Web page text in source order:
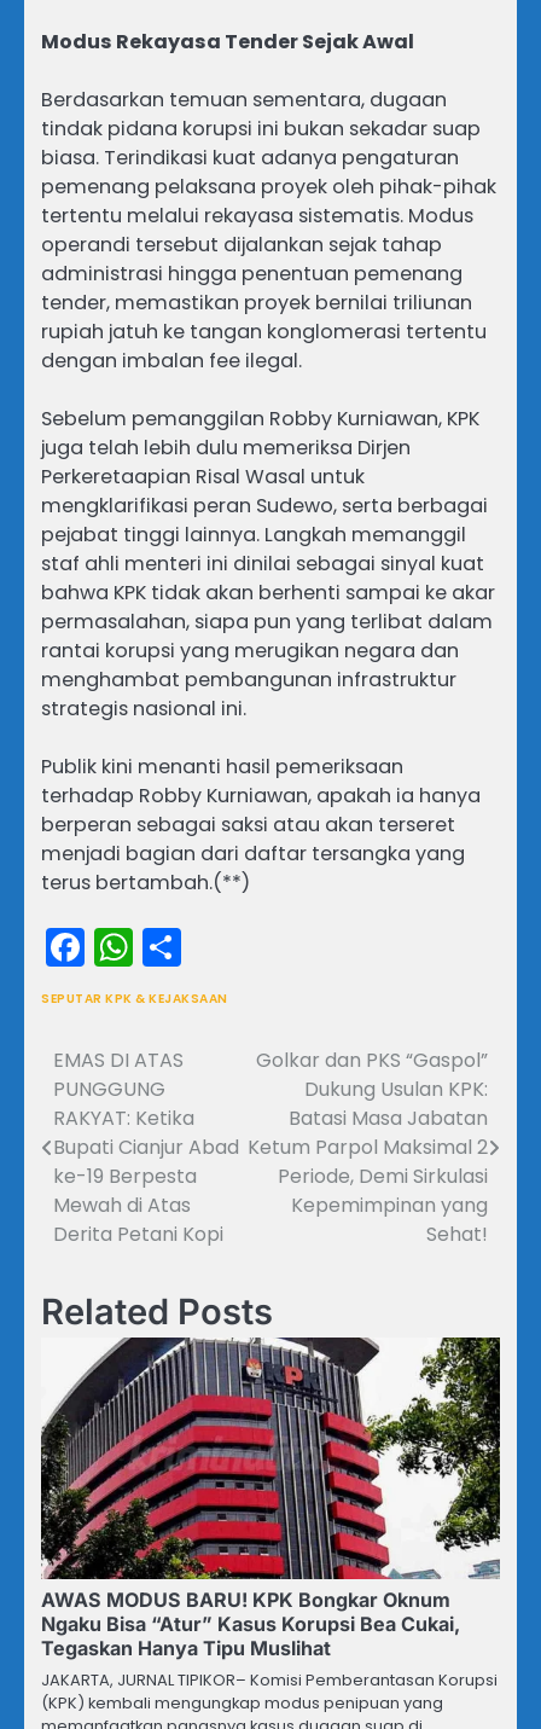
Modus Rekayasa Tender Sejak Awal
Berdasarkan temuan sementara, dugaan
tindak pidana korupsi ini bukan sekadar suap
biasa. Terindikasi kuat adanya pengaturan
pemenang pelaksana proyek oleh pihak-pihak
tertentu melalui rekayasa sistematis. Modus
operandi tersebut dijalankan sejak tahap
administrasi hingga penentuan pemenang
tender, memastikan proyek bernilai triliunan
rupiah jatuh ke tangan konglomerasi tertentu
dengan imbalan fee ilegal.
Sebelum pemanggilan Robby Kurniawan, KPK
juga telah lebih dulu memeriksa Dirjen
Perkeretaapian Risal Wasal untuk
mengklarifikasi peran Sudewo, serta berbagai
pejabat tinggi lainnya. Langkah memanggil
staf ahli menteri ini dinilai sebagai sinyal kuat
bahwa KPK tidak akan berhenti sampai ke akar
permasalahan, siapa pun yang terlibat dalam
rantai korupsi yang merugikan negara dan
menghambat pembangunan infrastruktur
strategis nasional ini.
Publik kini menanti hasil pemeriksaan
terhadap Robby Kurniawan, apakah ia hanya
berperan sebagai saksi atau akan terseret
menjadi bagian dari daftar tersangka yang
terus bertambah.(**)
Facebook
WhatsApp
SEPUTAR KPK & KEJAKSAAN
Navigasi
pos
EMAS DI ATAS
PUNGGUNG
RAKYAT: Ketika
Bupati Cianjur Abad
ke-19 Berpesta
Mewah di Atas
Derita Petani Kopi
Golkar dan PKS “Gaspol”
Dukung Usulan KPK:
Batasi Masa Jabatan
Ketum Parpol Maksimal 2
Periode, Demi Sirkulasi
Kepemimpinan yang
Sehat!
Related Posts
AWAS MODUS BARU! KPK Bongkar Oknum
Ngaku Bisa “Atur” Kasus Korupsi Bea Cukai,
Tegaskan Hanya Tipu Muslihat
JAKARTA, JURNAL TIPIKOR– Komisi Pemberantasan Korupsi
(KPK) kembali mengungkap modus penipuan yang